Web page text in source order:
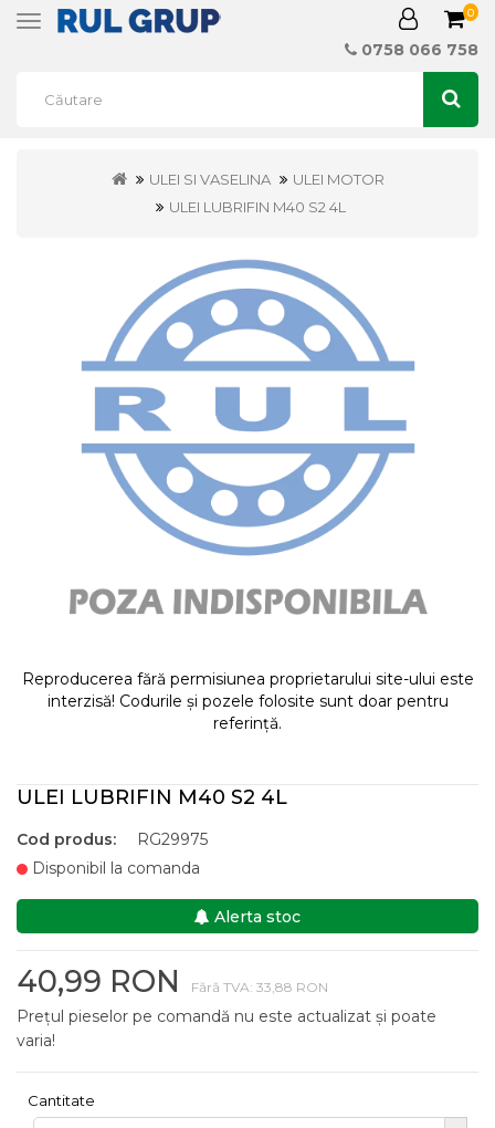
Toggle
0
0758 066 758
ULEI SI VASELINA
ULEI MOTOR
ULEI LUBRIFIN M40 S2 4L
Reproducerea fără permisiunea proprietarului site-ului este
interzisă! Codurile și pozele folosite sunt doar pentru
referință.
ULEI LUBRIFIN M40 S2 4L
Cod produs:
RG29975
Disponibil la comanda
Alerta stoc
40,99 RON Fără TVA: 33,88 RON
Prețul pieselor pe comandă nu este actualizat și poate
varia!
Cantitate